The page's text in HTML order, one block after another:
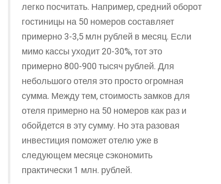
легко посчитать. Например, средний оборот
гостиницы на 50 номеров составляет
примерно 3-3,5 млн рублей в месяц. Если
мимо кассы уходит 20-30%, тот это
примерно 800-900 тысяч рублей. Для
небольшого отеля это просто огромная
сумма. Между тем, стоимость замков для
отеля примерно на 50 номеров как раз и
обойдется в эту сумму. Но эта разовая
инвестиция поможет отелю уже в
следующем месяце сэкономить
практически 1 млн. рублей.